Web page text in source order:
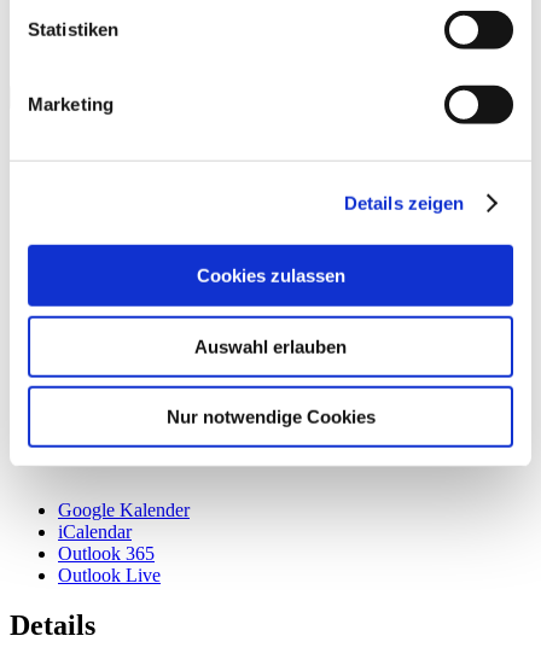
Statistiken
Marketing
Details zeigen
Cookies zulassen
Auswahl erlauben
Nur notwendige Cookies
Zum Kalender hinzufügen
Google Kalender
iCalendar
Outlook 365
Outlook Live
Details